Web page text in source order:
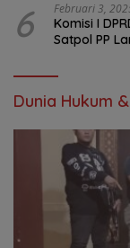
6 Februari 3,
Komisi I
Satpol PP
Dunia Hukum